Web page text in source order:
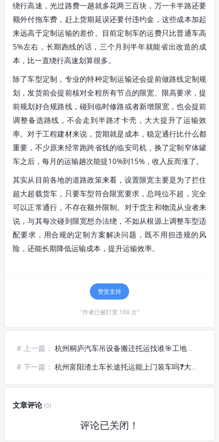
绕行高速，光过路费一趟就多花两三百块，万一卡半路还要
额外付拖车费，赶上货期延误还要付违约金，这些成本加起
来远高于定制运输的差价。目前定制车的运费只比普通车高
5%左右，长期跑线的话，三个月到半年就能省出改造的成
本，比一直绕行高速划算很多。
除了车型定制，专业的特种定制运输还会提前做路线定制规
划，发货前会提前核对全程所有节点的限宽、限高要求，提
前规划好合规路线，碰到临时修路或者新增限宽，也会提前
调整备选路线，不会走到半路才卡壳，大大提升了运输效
率。对于工程建材来说，货期就是成本，稳定通行比什么都
重要，不少原来经常跑跨省线的临安司机，换了定制窄体罐
车之后，每月的运输趟次能提10%到15%，收入反而涨了。
其实从目前各地的道路政策来看，设置限宽主要是为了拦住
超大超载货车，只要车型符合限宽要求，总吨位不超，完全
可以正常通行，不存在额外限制。对于货主和物流从业者来
说，与其每次碰到限宽想办法绕，不如从根源上调整车型适
配要求，用合规的定制方案解决问题，既不用担违规的风
险，还能长期降低运输成本，提升运输效率。
赞赏支持
"作者已被打赏 188 次"
# 上一篇： 杭州桐庐汽车吊设备搬迁托运找谁🎯工地吊装机械专业物流
# 下一篇： 杭州富阳渣土车长途托运能上门装车吗❓大件物流上门服务
文章评论(0)
评论已关闭！